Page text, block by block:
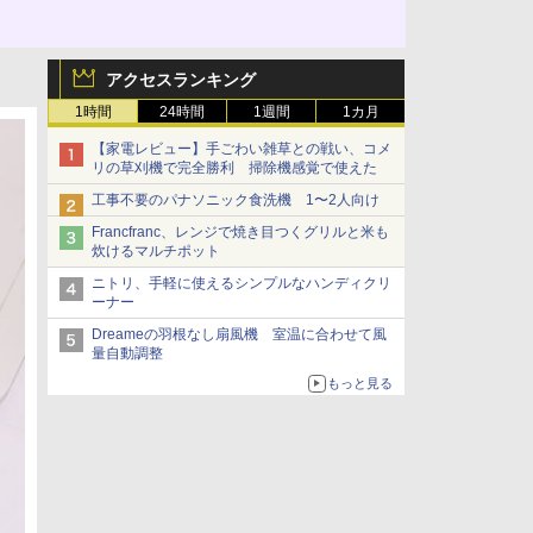
アクセスランキング
1時間 24時間 1週間 1カ月
【家電レビュー】手ごわい雑草との戦い、コメ
リの草刈機で完全勝利 掃除機感覚で使えた
工事不要のパナソニック食洗機 1〜2人向け
Francfranc、レンジで焼き目つくグリルと米も
炊けるマルチポット
ニトリ、手軽に使えるシンプルなハンディクリ
ーナー
Dreameの羽根なし扇風機 室温に合わせて風
量自動調整
もっと見る